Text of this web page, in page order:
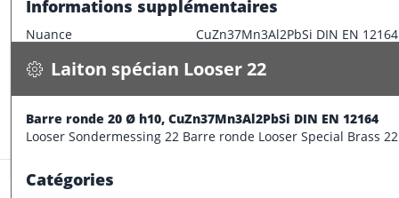
Informations supplémentaires
Nuance CuZn37Mn3Al2PbSi DIN EN 12164
Caractéristiques dimensionnelles
Informations supplémentaires
2.600 kg / m
Spécifications
Laiton spécian Looser 22
Barre ronde 20 Ø h10, CuZn37Mn3Al2PbSi DIN EN 12164
Looser Sondermessing 22 Barre ronde Looser Special Brass 22
Catégories
CONFECTIONNER
Stock: 106.8 m